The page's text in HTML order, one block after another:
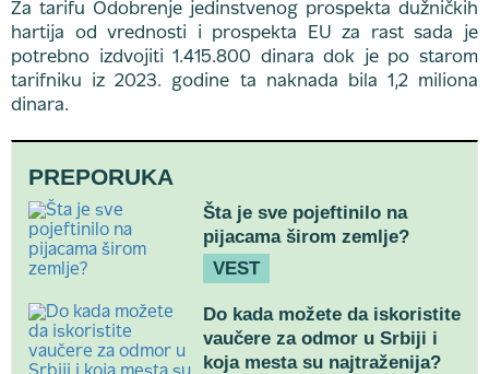
Za tarifu Odobrenje jedinstvenog prospekta dužničkih
hartija od vrednosti i prospekta EU za rast sada je
potrebno izdvojiti 1.415.800 dinara dok je po starom
tarifniku iz 2023. godine ta naknada bila 1,2 miliona
dinara.
PREPORUKA
Šta je sve pojeftinilo na
pijacama širom zemlje?
VEST
Do kada možete da iskoristite
vaučere za odmor u Srbiji i
koja mesta su najtraženija?